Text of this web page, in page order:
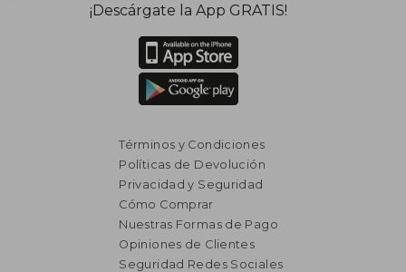
¡Descárgate la App GRATIS!
Términos y Condiciones
Políticas de Devolución
Privacidad y Seguridad
Cómo Comprar
Nuestras Formas de Pago
Opiniones de Clientes
Seguridad Redes Sociales